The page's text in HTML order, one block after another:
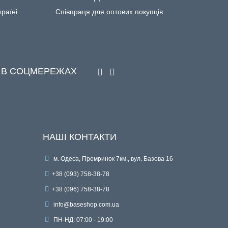
Співпраця для оптових покупців
СОЦМЕРЕЖАХ
НАШІ КОНТАКТИ
м. Одеса, Промринок 7км., вул. Базова 16
+38 (093) 758-38-78
+38 (096) 758-38-78
info@baseshop.com.ua
ПН-НД: 07:00 - 19:00